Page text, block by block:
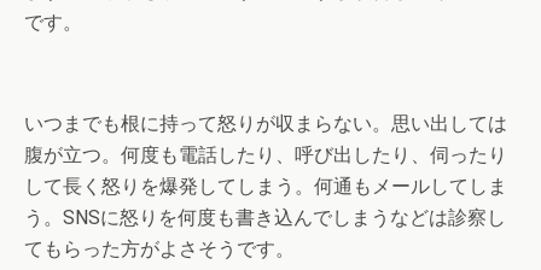
です。
いつまでも根に持って怒りが収まらない。思い出しては
腹が立つ。何度も電話したり、呼び出したり、伺ったり
して長く怒りを爆発してしまう。何通もメールしてしま
う。SNSに怒りを何度も書き込んでしまうなどは診察し
てもらった方がよさそうです。